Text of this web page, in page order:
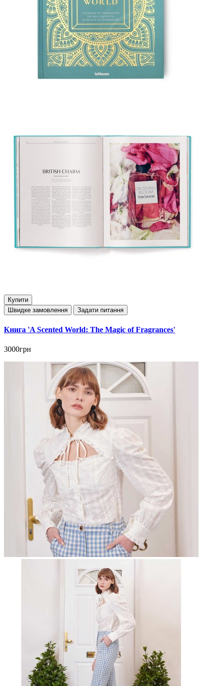
Купити
Швидке замовлення
Задати питання
Книга 'A Scented World: The Magic of Fragrances'
3000грн